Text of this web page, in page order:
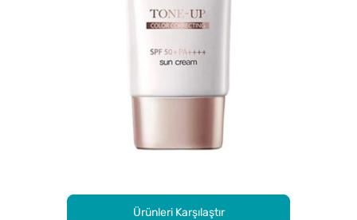
Ürünleri Karşılaştır